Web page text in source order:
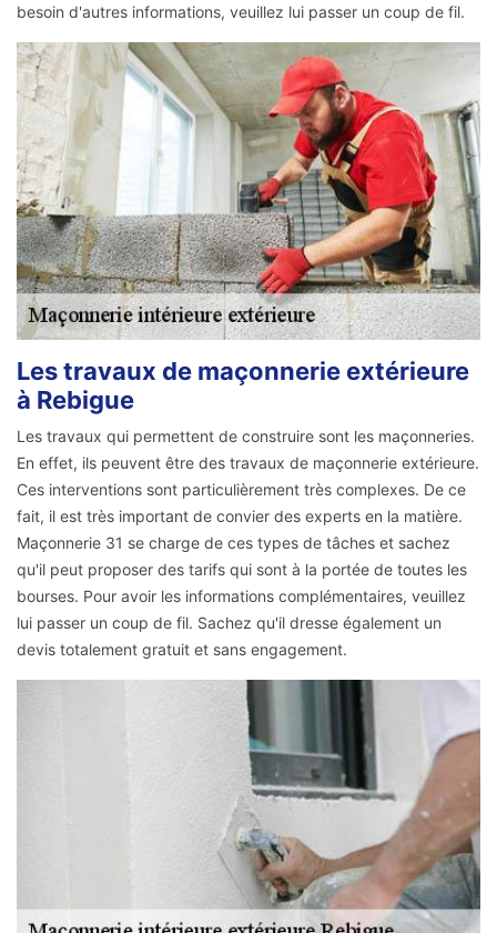
besoin d'autres informations, veuillez lui passer un coup de fil.
Les travaux de maçonnerie extérieure
à Rebigue
Les travaux qui permettent de construire sont les maçonneries.
En effet, ils peuvent être des travaux de maçonnerie extérieure.
Ces interventions sont particulièrement très complexes. De ce
fait, il est très important de convier des experts en la matière.
Maçonnerie 31 se charge de ces types de tâches et sachez
qu'il peut proposer des tarifs qui sont à la portée de toutes les
bourses. Pour avoir les informations complémentaires, veuillez
lui passer un coup de fil. Sachez qu'il dresse également un
devis totalement gratuit et sans engagement.